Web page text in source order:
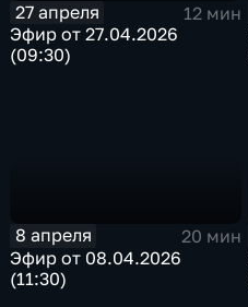
27 апреля
12 мин
Эфир от 27.04.2026
(09:30)
8 апреля
20 мин
Эфир от 08.04.2026
(11:30)